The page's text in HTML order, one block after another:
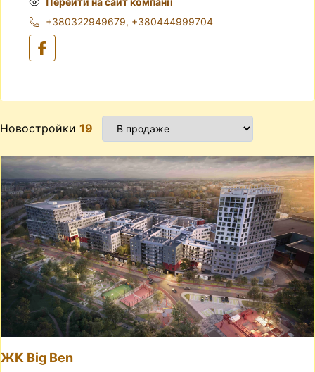
+380322949679, +380444999704
Новостройки 19
ЖК Big Ben